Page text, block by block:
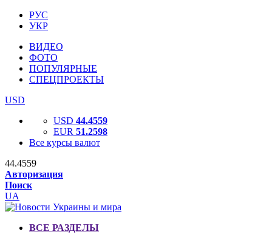
РУС
УКР
ВИДЕО
ФОТО
ПОПУЛЯРНЫЕ
СПЕЦПРОЕКТЫ
USD
USD 44.4559
EUR 51.2598
Все курсы валют
44.4559
Авторизация
Поиск
UA
ВСЕ РАЗДЕЛЫ